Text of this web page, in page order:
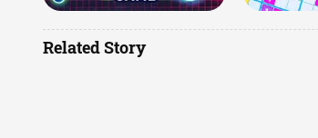
Related Story